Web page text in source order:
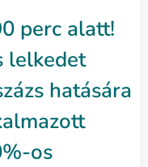
perc alatt!
lelkedet
hatására
os